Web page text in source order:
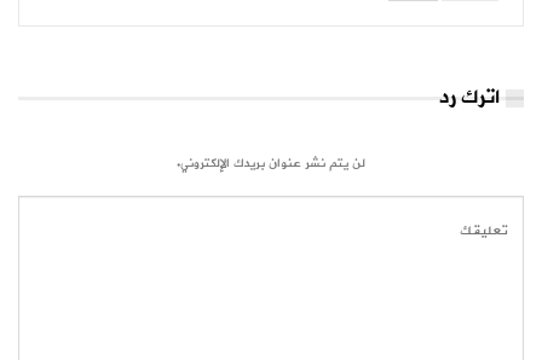
اترك رد
لن يتم نشر عنوان بريدك الإلكتروني.